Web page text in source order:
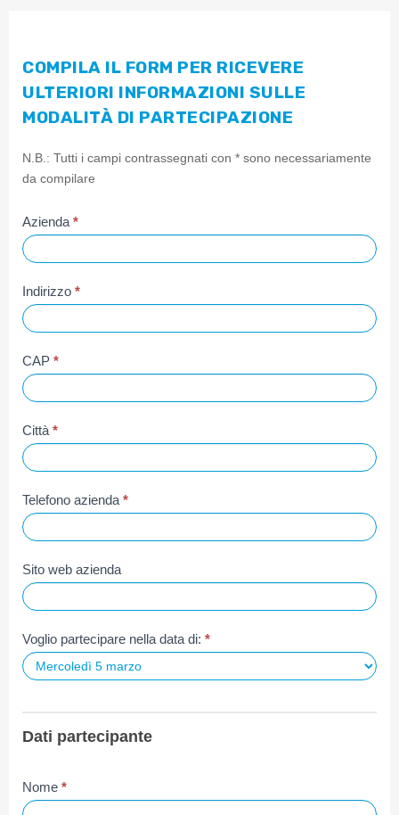
COMPILA IL FORM PER RICEVERE
ULTERIORI INFORMAZIONI SULLE
MODALITÀ DI PARTECIPAZIONE
N.B.: Tutti i campi contrassegnati con * sono necessariamente
da compilare
Azienda *
Indirizzo *
CAP *
Città *
Telefono azienda *
Sito web azienda
Voglio partecipare nella data di: *
Dati partecipante
Nome *